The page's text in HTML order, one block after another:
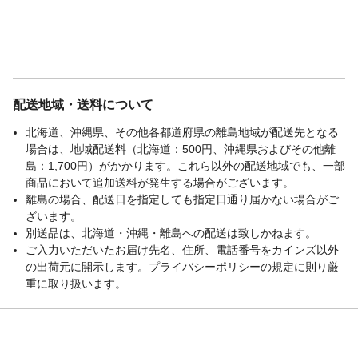
配送地域・送料について
北海道、沖縄県、その他各都道府県の離島地域が配送先となる
場合は、地域配送料（北海道：500円、沖縄県およびその他離
島：1,700円）がかかります。これら以外の配送地域でも、一部
商品において追加送料が発生する場合がございます。
離島の場合、配送日を指定しても指定日通り届かない場合がご
ざいます。
別送品は、北海道・沖縄・離島への配送は致しかねます。
ご入力いただいたお届け先名、住所、電話番号をカインズ以外
の出荷元に開示します。プライバシーポリシーの規定に則り厳
重に取り扱います。